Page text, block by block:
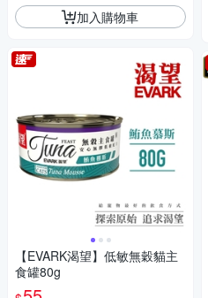
加入購物車
【EVARK渴望】低敏無穀貓主
食罐80g